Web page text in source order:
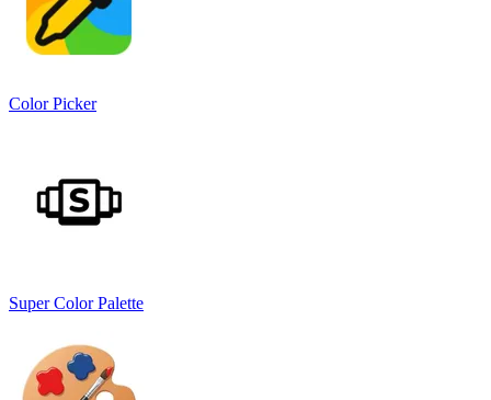
Color Picker
Super Color Palette